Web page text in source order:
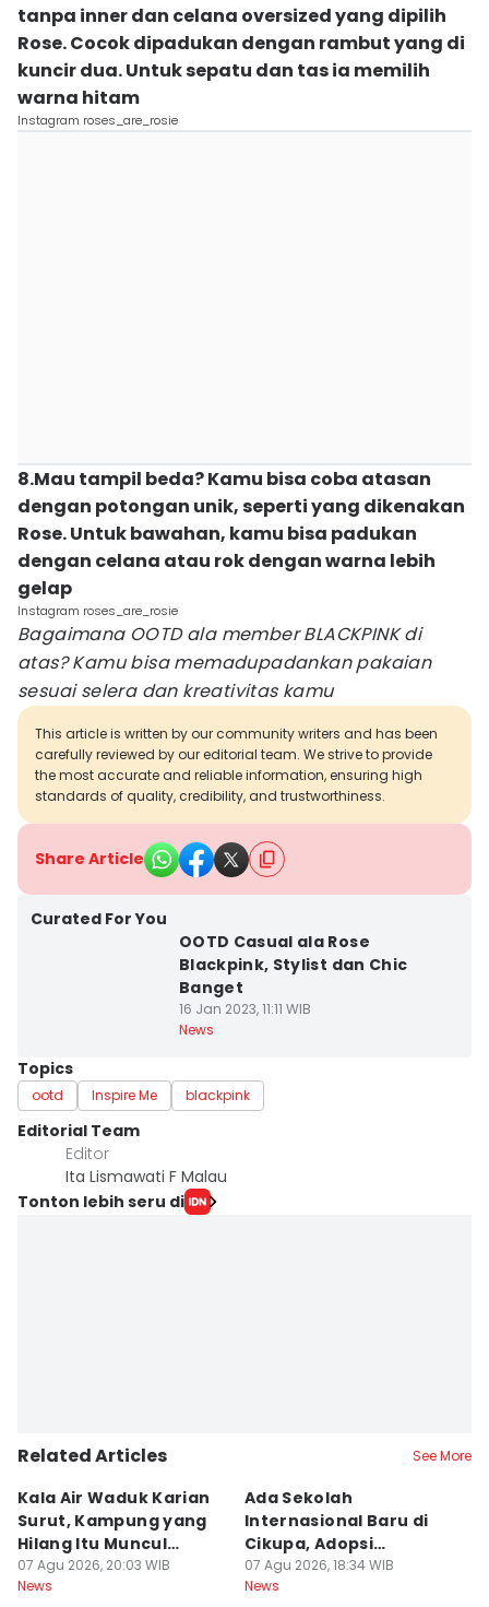
tanpa inner dan celana oversized yang dipilih
Rose. Cocok dipadukan dengan rambut yang di
kuncir dua. Untuk sepatu dan tas ia memilih
warna hitam
Instagram roses_are_rosie
8.Mau tampil beda? Kamu bisa coba atasan
dengan potongan unik, seperti yang dikenakan
Rose. Untuk bawahan, kamu bisa padukan
dengan celana atau rok dengan warna lebih
gelap
Instagram roses_are_rosie
Bagaimana OOTD ala member BLACKPINK di
atas? Kamu bisa memadupadankan pakaian
sesuai selera dan kreativitas kamu
This article is written by our community writers and has been
carefully reviewed by our editorial team. We strive to provide
the most accurate and reliable information, ensuring high
standards of quality, credibility, and trustworthiness.
Share Article
Curated For You
OOTD Casual ala Rose
Blackpink, Stylist dan Chic
Banget
16 Jan 2023, 11:11 WIB
News
Topics
ootd Inspire Me blackpink
Editorial Team
Editor
Ita Lismawati F Malau
Tonton lebih seru di
Related Articles See More
Kala Air Waduk Karian
Surut, Kampung yang
Hilang Itu Muncul
Kembali
07 Agu 2026, 20:03 WIB
News
Ada Sekolah
Internasional Baru di
Cikupa, Adopsi
Kurikulum Singapura
07 Agu 2026, 18:34 WIB
News